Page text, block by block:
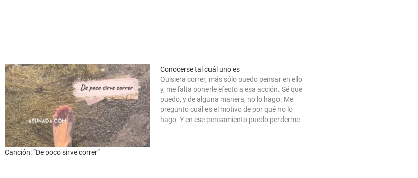
Canción: “De poco sirve correr”
Conocerse tal cuál uno es
Quisiera correr, más sólo puedo pensar en ello
y, me falta ponerle efecto a esa acción. Sé que
puedo, y de alguna manera, no lo hago. Me
pregunto cuál es el motivo de por qué no lo
hago. Y en ese pensamiento puedo perderme